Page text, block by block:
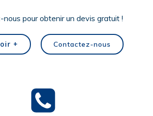
pour obtenir un devis gratuit !
+ Contactez-nous